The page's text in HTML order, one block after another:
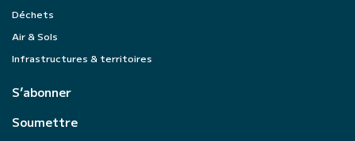
Déchets
Air & Sols
Infrastructures & territoires
S’abonner
Soumettre